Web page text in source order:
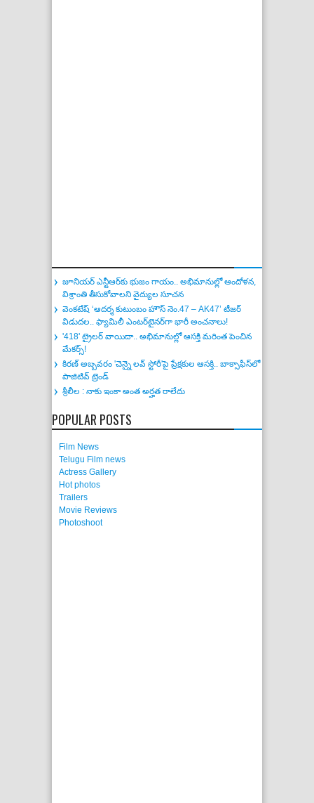
జూనియర్ ఎన్టీఆర్‌కు భుజం గాయం.. అభిమానుల్లో ఆందోళన,
విశ్రాంతి తీసుకోవాలని వైద్యుల సూచన
వెంకటేష్ ‘ఆదర్శ కుటుంబం హౌస్ నెం.47 – AK47’ టీజర్
విడుదల.. ఫ్యామిలీ ఎంటర్‌టైనర్‌గా భారీ అంచనాలు!
'418' ట్రైలర్ వాయిదా.. అభిమానుల్లో ఆసక్తి మరింత పెంచిన
మేకర్స్!
కిరణ్ అబ్బవరం 'చెన్నై లవ్ స్టోరీ'పై ప్రేక్షకుల ఆసక్తి.. బాక్సాఫీస్‌లో
పాజిటివ్ ట్రెండ్
శ్రీలీల : నాకు ఇంకా అంత అర్హత రాలేదు
POPULAR POSTS
Film News
Telugu Film news
Actress Gallery
Hot photos
Trailers
Movie Reviews
Photoshoot